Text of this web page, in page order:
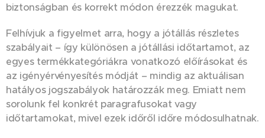
biztonságban és korrekt módon érezzék magukat.
Felhívjuk a figyelmet arra, hogy a jótállás részletes
szabályait – így különösen a jótállási időtartamot, az
egyes termékkategóriákra vonatkozó előírásokat és
az igényérvényesítés módját – mindig az aktuálisan
hatályos jogszabályok határozzák meg. Emiatt nem
sorolunk fel konkrét paragrafusokat vagy
időtartamokat, mivel ezek időről időre módosulhatnak.